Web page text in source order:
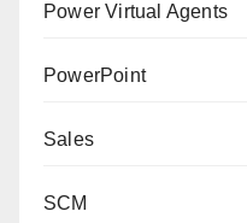
Power Virtual Agents
PowerPoint
Sales
SCM